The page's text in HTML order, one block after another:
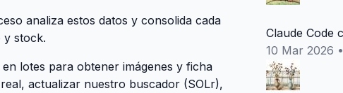
Claude Code
10 Mar 2026
analiza estos datos y consolida cada
y stock.
lotes para obtener imágenes y ficha
actualizar nuestro buscador (SOLr),